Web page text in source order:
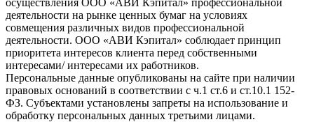
осуществления ООО «АВИ Кэпитал» профессиональной
деятельности на рынке ценных бумаг на условиях
совмещения различных видов профессиональной
деятельности. ООО «АВИ Кэпитал» соблюдает принцип
приоритета интересов клиента перед собственными
интересами/ интересами их работников.
Персональные данные опубликованы на сайте при наличии
правовых оснований в соответствии с ч.1 ст.6 и ст.10.1 152-
ФЗ. Субъектами установлены запреты на использование и
обработку персональных данных третьими лицами.